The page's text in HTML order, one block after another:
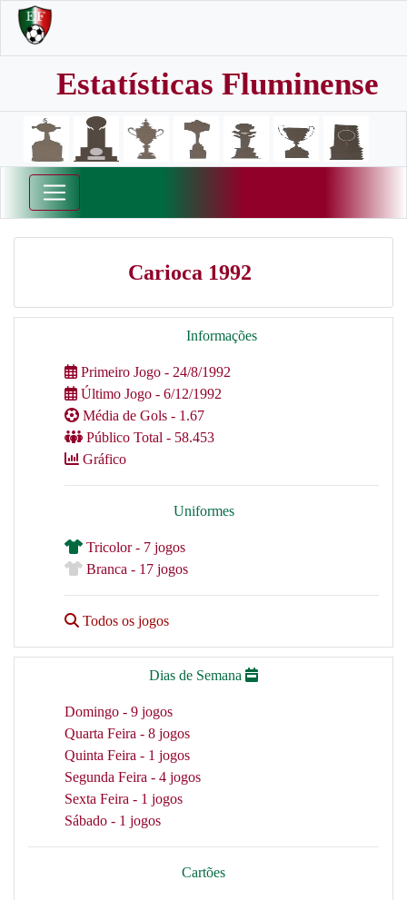
Estatísticas Fluminense
Carioca 1992
Informações
Primeiro Jogo - 24/8/1992
Último Jogo - 6/12/1992
Média de Gols - 1.67
Público Total - 58.453
Gráfico
Uniformes
Tricolor - 7 jogos
Branca - 17 jogos
Todos os jogos
Dias de Semana
Domingo - 9 jogos
Quarta Feira - 8 jogos
Quinta Feira - 1 jogos
Segunda Feira - 4 jogos
Sexta Feira - 1 jogos
Sábado - 1 jogos
Cartões